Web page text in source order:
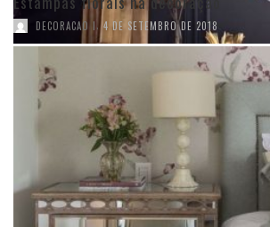
DECORACAO I 4 DE SETEMBRO DE 2018